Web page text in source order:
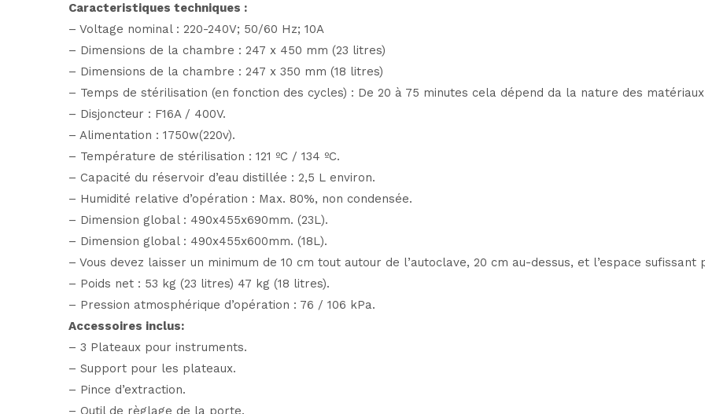
Caracteristiques techniques :
– Voltage nominal : 220-240V; 50/60 Hz; 10A
– Dimensions de la chambre : 247 x 450 mm (23 litres)
– Dimensions de la chambre : 247 x 350 mm (18 litres)
– Temps de stérilisation (en fonction des cycles) : De 20 à 75 minutes cela dépend da la nature des
– Disjoncteur : F16A / 400V.
– Alimentation : 1750w(220v).
– Température de stérilisation : 121 ºC / 134 ºC.
– Capacité du réservoir d’eau distillée : 2,5 L environ.
– Humidité relative d’opération : Max. 80%, non condensée.
– Dimension global : 490x455x690mm. (23L).
– Dimension global : 490x455x600mm. (18L).
– Vous devez laisser un minimum de 10 cm tout autour de l’autoclave, 20 cm au-dessus, et l’espace
– Poids net : 53 kg (23 litres) 47 kg (18 litres).
– Pression atmosphérique d’opération : 76 / 106 kPa.
Accessoires inclus:
– 3 Plateaux pour instruments.
– Support pour les plateaux.
– Pince d’extraction.
– Outil de règlage de la porte.